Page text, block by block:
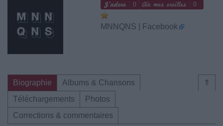
0 0
MNNQNS | Facebook
⇑
Biographie
Albums & Chansons
Téléchargements
Photos
Corrections & commentaires